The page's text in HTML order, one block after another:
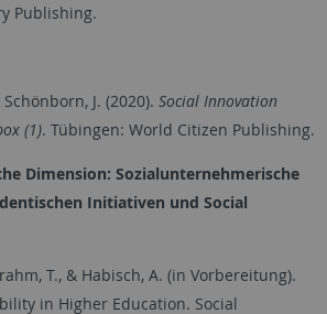
Publishing.
J. (2020). Social Innovation
(1). Tübingen: World Citizen Publishing.
Dimension: Sozialunternehmerische
Initiativen und Social
T., & Habisch, A. (in Vorbereitung).
in Higher Education. Social